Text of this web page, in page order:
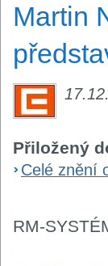
Martin
Přiložený
Celé znění
RM-